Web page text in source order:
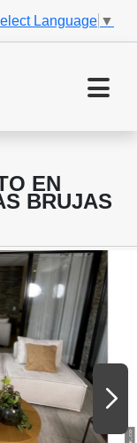
Language ▼
EN
BRUJAS